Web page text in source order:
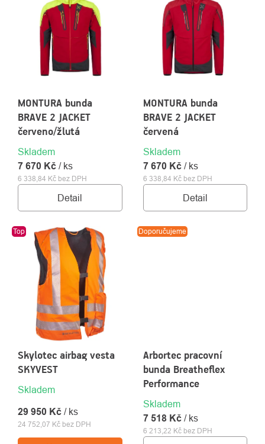
MONTURA bunda
BRAVE 2 JACKET
červeno/žlutá
Skladem
6 338,84 Kč bez DPH
7 670 Kč / ks
Detail
MONTURA bunda
BRAVE 2 JACKET
červená
Skladem
6 338,84 Kč bez DPH
7 670 Kč / ks
Detail
Top
Skylotec airbag vesta
SKYVEST
Skladem
24 752,07 Kč bez DPH
29 950 Kč / ks
Doporučujeme
Arbortec pracovní
bunda Breatheflex
Performance
Skladem
6 213,22 Kč bez DPH
7 518 Kč / ks